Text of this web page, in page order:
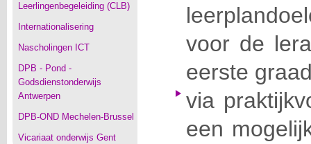
Leerlingenbegeleiding (CLB)
Internationalisering
Nascholingen ICT
DPB - Pond -
Godsdienstonderwijs
Antwerpen
DPB-OND Mechelen-Brussel
Vicariaat onderwijs Gent
voor de
eerste
via
een